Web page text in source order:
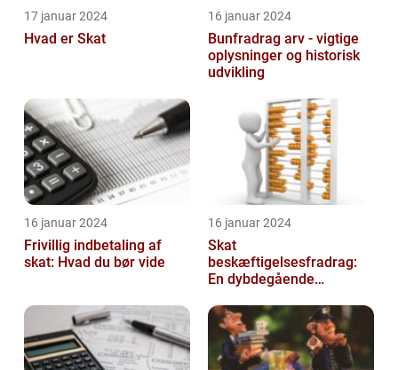
17 januar 2024
Hvad er Skat
16 januar 2024
Bunfradrag arv - vigtige
oplysninger og historisk
udvikling
16 januar 2024
Frivillig indbetaling af
skat: Hvad du bør vide
16 januar 2024
Skat
beskæftigelsesfradrag:
En dybdegående